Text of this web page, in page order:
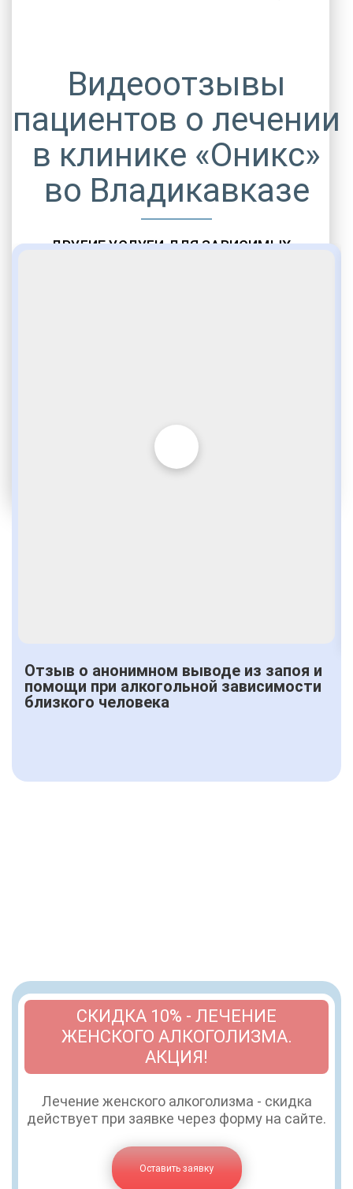
ДРУГИЕ УСЛУГИ ДЛЯ ЗАВИСИМЫХ
Видеоотзывы
пациентов о лечении
в клинике «Оникс»
во Владикавказе
Отзыв о анонимном выводе из запоя и
помощи при алкогольной зависимости
близкого человека
СКИДКА 10% - ЛЕЧЕНИЕ
ЖЕНСКОГО АЛКОГОЛИЗМА.
АКЦИЯ!
Лечение женского алкоголизма - скидка
действует при заявке через форму на сайте.
Оставить заявку